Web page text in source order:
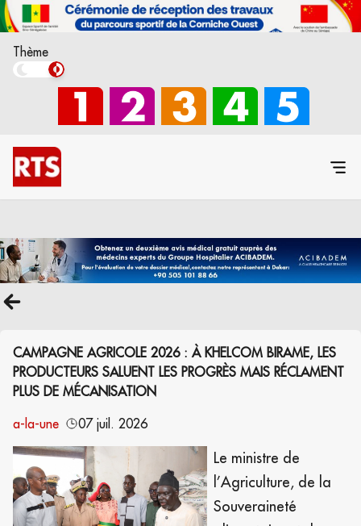
Thème
CAMPAGNE AGRICOLE 2026 : À KHELCOM BIRAME, LES
PRODUCTEURS SALUENT LES PROGRÈS MAIS RÉCLAMENT
PLUS DE MÉCANISATION
a-la-une
07 juil. 2026
Le ministre de
l’Agriculture, de la
Souveraineté